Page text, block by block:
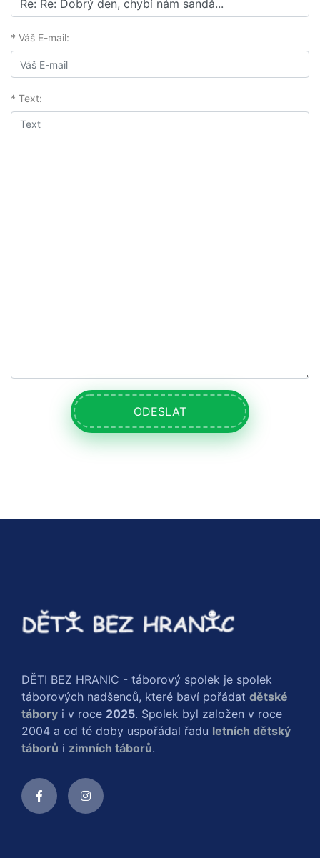
* Váš E-mail:
* Text:
ODESLAT
DĚTI BEZ HRANIC - táborový spolek je spolek
táborových nadšenců, které baví pořádat dětské
tábory i v roce 2025. Spolek byl založen v roce
2004 a od té doby uspořádal řadu letních dětský
táborů i zimních táborů.